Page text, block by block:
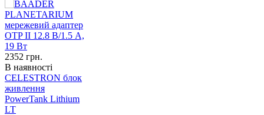
2352 грн.
В наявності
CELESTRON блок
живлення
PowerTank Lithium
LT